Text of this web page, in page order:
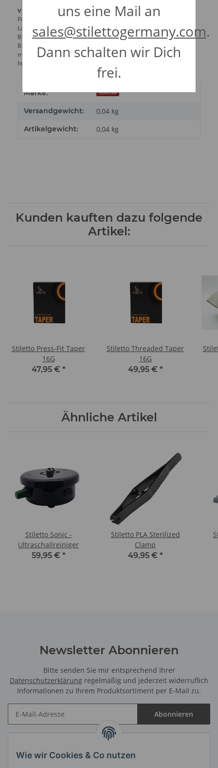
verantwortliche Person:
Per-4 Tattoo & Piercing, Inh. Tanja Peschke
Landsberger Allee 68a
Berlin
Berlin, Deutschland, 10249
media@per-4.com
https://www.per-4.com
Marke: Stiletto
Versandgewicht: 0,04 kg
Artikelgewicht: 0,04 kg
Kunden kauften dazu folgende
Artikel:
Stiletto Press-Fit Taper
16G
47,95 € *
Stiletto Threaded Taper
16G
49,95 € *
Ähnliche Artikel
Stiletto Sonic -
Ultraschallreiniger
59,95 € *
Stiletto PLA Sterilized
Clamp
49,95 € *
Newsletter Abonnieren
Bitte senden Sie mir entsprechend Ihrer
Datenschutzerklärung regelmäßig und jederzeit widerruflich
Informationen zu Ihrem Produktsortiment per E-Mail zu.
Abonnieren
Informationen
Wie wir Cookies & Co nutzen
uns eine Mail an
sales@stilettogermany.com.
Dann schalten wir Dich
frei.